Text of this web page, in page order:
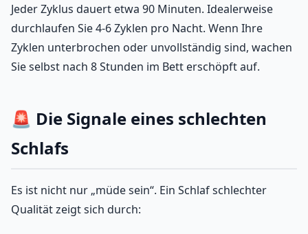
Jeder Zyklus dauert etwa 90 Minuten. Idealerweise
durchlaufen Sie 4-6 Zyklen pro Nacht. Wenn Ihre
Zyklen unterbrochen oder unvollständig sind, wachen
Sie selbst nach 8 Stunden im Bett erschöpft auf.
🚨 Die Signale eines schlechten
Schlafs
Es ist nicht nur „müde sein“. Ein Schlaf schlechter
Qualität zeigt sich durch: